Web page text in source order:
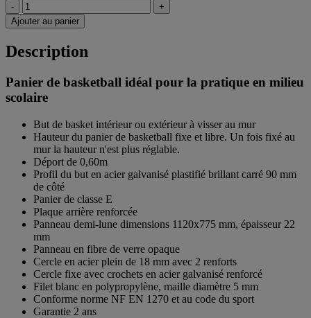
-
+
Ajouter au panier
Description
Panier de basketball idéal pour la pratique en milieu
scolaire
But de basket intérieur ou extérieur à visser au mur
Hauteur du panier de basketball fixe et libre. Un fois fixé au
mur la hauteur n'est plus réglable.
Déport de 0,60m
Profil du but en acier galvanisé plastifié brillant carré 90 mm
de côté
Panier de classe E
Plaque arrière renforcée
Panneau demi-lune dimensions 1120x775 mm, épaisseur 22
mm
Panneau en fibre de verre opaque
Cercle en acier plein de 18 mm avec 2 renforts
Cercle fixe avec crochets en acier galvanisé renforcé
Filet blanc en polypropylène, maille diamètre 5 mm
Conforme norme NF EN 1270 et au code du sport
Garantie 2 ans